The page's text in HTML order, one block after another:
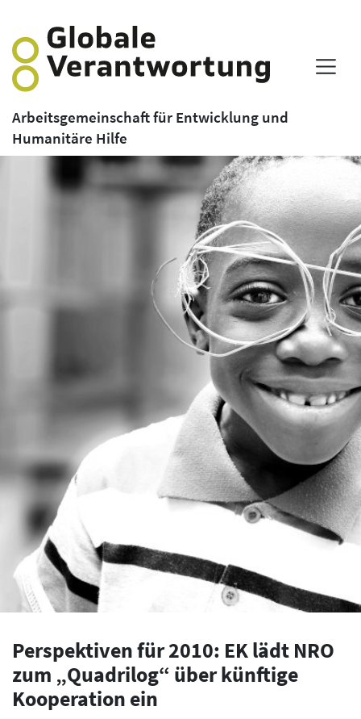
Arbeitsgemeinschaft für Entwicklung und
Humanitäre Hilfe
Perspektiven für 2010: EK lädt NRO
zum „Quadrilog“ über künftige
Kooperation ein